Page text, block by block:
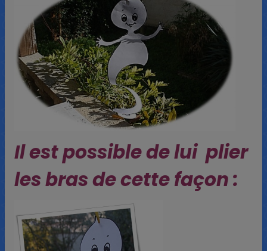
Il est possible de lui plier
les bras de cette façon :